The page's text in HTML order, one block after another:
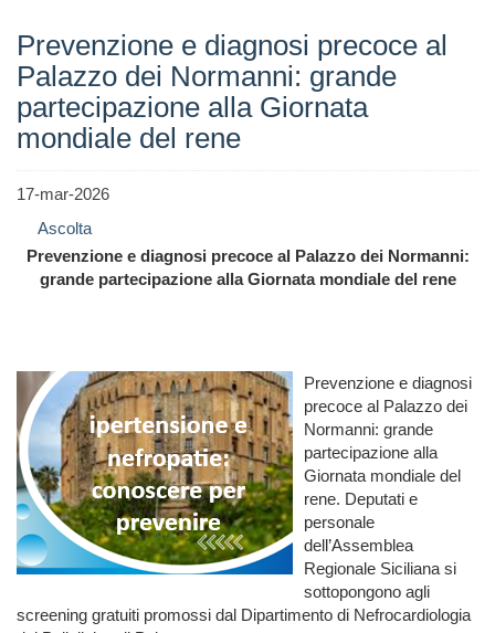
Prevenzione e diagnosi precoce al
Palazzo dei Normanni: grande
partecipazione alla Giornata
mondiale del rene
17-mar-2026
Ascolta
Prevenzione e diagnosi precoce al Palazzo dei Normanni:
grande partecipazione alla Giornata mondiale del rene
Prevenzione e diagnosi
precoce al Palazzo dei
Normanni: grande
partecipazione alla
Giornata mondiale del
rene. Deputati e
personale
dell’Assemblea
Regionale Siciliana si
sottopongono agli
screening gratuiti promossi dal Dipartimento di Nefrocardiologia